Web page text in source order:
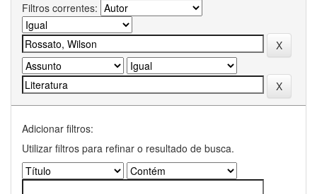
Filtros correntes:
Adicionar filtros:
Utilizar filtros para refinar o resultado de busca.